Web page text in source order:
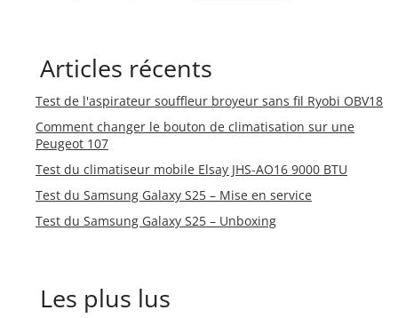
Articles récents
Test de l'aspirateur souffleur broyeur sans fil Ryobi OBV18
Comment changer le bouton de climatisation sur une
Peugeot 107
Test du climatiseur mobile Elsay JHS-AO16 9000 BTU
Test du Samsung Galaxy S25 – Mise en service
Test du Samsung Galaxy S25 – Unboxing
Les plus lus